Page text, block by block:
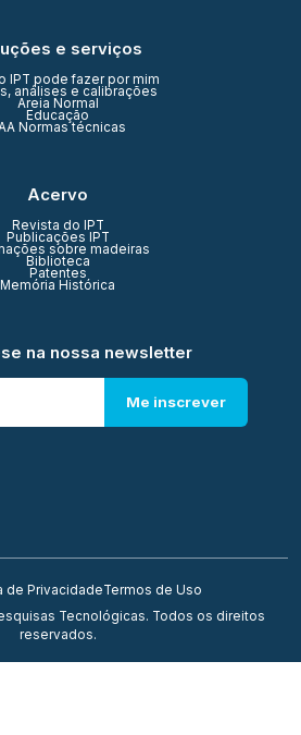
e serviços
IPT pode fazer por mim
análises e calibrações
Areia Normal
Educação
Normas técnicas
Acervo
Revista do IPT
Publicações IPT
sobre madeiras
Biblioteca
Patentes
Memória Histórica
na nossa newsletter
Me inscrever
de PrivacidadeTermos de Uso
Tecnológicas. Todos os direitos
reservados.